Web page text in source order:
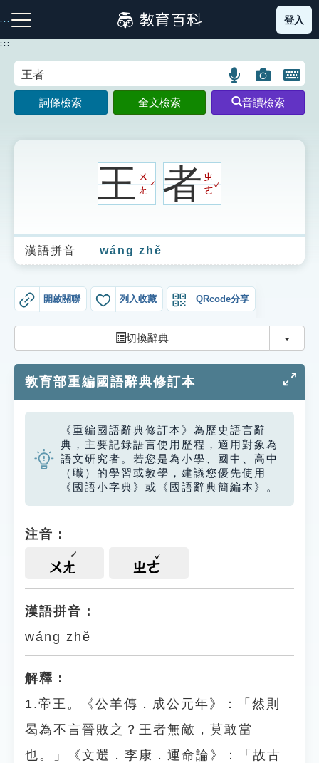
到
主
:::
注音索引圖示 筆畫索引圖示 部首索引表圖示
生字詞彙表
成語故事
索引選單
單字索引
生命大百科索引
遊戲專區
教學應用
貓頭鷹博士
登入
:::
語
言
搜
圖
片
搜
開
鍵
圖
詞條檢索 全文檢索 音讀檢索
王ㄨ
ㄤ
ˊ 者ㄓ
ㄜ
ˇ
漢語拼音 wáng zhě
開啟關聯 列入收藏 QRcode分享
切換辭典 切換
教育部重編國語辭典修訂本
《重編國語辭典修訂本》為歷史語言辭
典，主要記錄語言使用歷程，適用對象為
語文研究者。若您是為小學、國中、高中
（職）的學習或教學，建議您優先使用
《國語小字典》或《國語辭典簡編本》。
注音：
ㄨㄤ ㄓㄜ
漢語拼音：
wáng zhě
解釋：
1.帝王。《公羊傳．成公元年》：「然則
曷為不言晉敗之？王者無敵，莫敢當
也。」《文選．李康．運命論》：「故古